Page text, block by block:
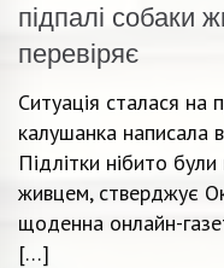
підпалі собаки
перевіряє
Ситуація сталася на
калушанка написала
Підлітки нібито
живцем, стверджує
щоденна онлайн-
[…]